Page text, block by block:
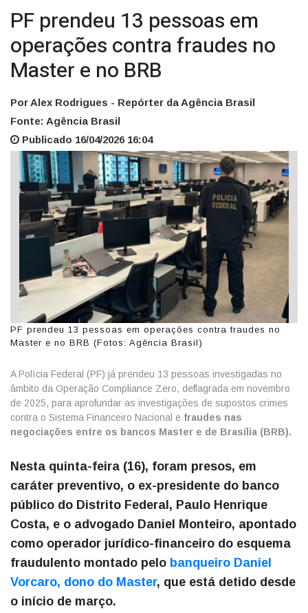
PF prendeu 13 pessoas em
operações contra fraudes no
Master e no BRB
Por Alex Rodrigues - Repórter da Agência Brasil
Fonte: Agência Brasil
Publicado 16/04/2026 16:04
PF prendeu 13 pessoas em operações contra fraudes no
Master e no BRB (Fotos: Agência Brasil)
A Polícia Federal (PF) já prendeu 13 pessoas investigadas no
âmbito da Operação Compliance Zero, deflagrada em novembro
de 2025, para aprofundar as investigações de supostos crimes
contra o Sistema Financeiro Nacional e fraudes nas
negociações entre os bancos Master e de Brasília (BRB).
Nesta quinta-feira (16), foram presos, em
caráter preventivo, o ex-presidente do banco
público do Distrito Federal, Paulo Henrique
Costa, e o advogado Daniel Monteiro, apontado
como operador jurídico-financeiro do esquema
fraudulento montado pelo banqueiro Daniel
Vorcaro, dono do Master, que está detido desde
o início de março.